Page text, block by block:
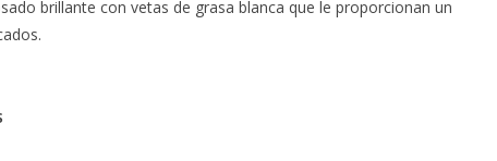
brillante con vetas de grasa blanca que le proporcionan un